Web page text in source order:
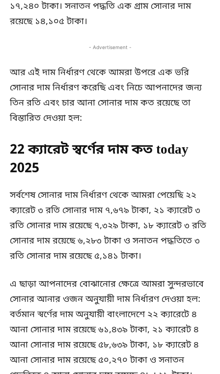
১৭,২৪০ টাকা। সনাতন পদ্ধতি এক গ্রাম সোনার দাম
রয়েছে ১৪,১০৫ টাকা।
- Advertisement -
আর এই দাম নির্ধারণ থেকে আমরা উপরে এক ভরি
সোনার দাম নির্ধারণ করেছি এবং নিচে আপনাদের জন্য
তিন রতি এবং চার আনা সোনার দাম কত রয়েছে তা
বিস্তারিত দেওয়া হল:
22 ক্যারেট স্বর্ণের দাম কত today
2025
সর্বশেষ সোনার দাম নির্ধারণ থেকে আমরা পেয়েছি ২২
ক্যারেট ৩ রতি সোনার দাম ৭,৬৭৯ টাকা, ২১ ক্যারেট ৩
রতি সোনার দাম রয়েছে ৭,৩২৯ টাকা, ১৮ ক্যারেট ৩ রতি
সোনার দাম রয়েছে ৬,২৮৩ টাকা ও সনাতন পদ্ধতিতে ৩
রতি সোনার দাম রয়েছে ৫,১৪১ টাকা।
এ ছাড়া আপনাদের বোঝানোর ক্ষেত্রে আমরা সুন্দরভাবে
সোনার আনার ওজন অনুযায়ী দাম নির্ধারণ দেওয়া হল:
বর্তমান স্বর্ণের দাম অনুযায়ী বাংলাদেশে ২২ ক্যারেটে ৪
আনা সোনার দাম রয়েছে ৬১,৪৩৯ টাকা, ২১ ক্যারেট ৪
আনা সোনার দাম রয়েছে ৫৮,৬৩৯ টাকা, ১৮ ক্যারেট ৪
আনা সোনার দাম রয়েছে ৫০,২৭০ টাকা ও সনাতন